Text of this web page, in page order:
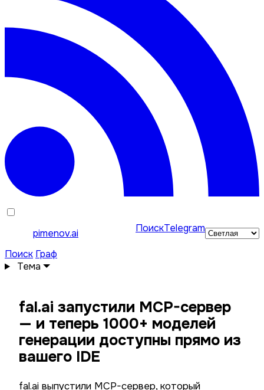
pimenov.ai ПоискTelegram
Поиск Граф
Тема
fal.ai запустили MCP-сервер
— и теперь 1000+ моделей
генерации доступны прямо из
вашего IDE
fal.ai выпустили MCP-сервер, который